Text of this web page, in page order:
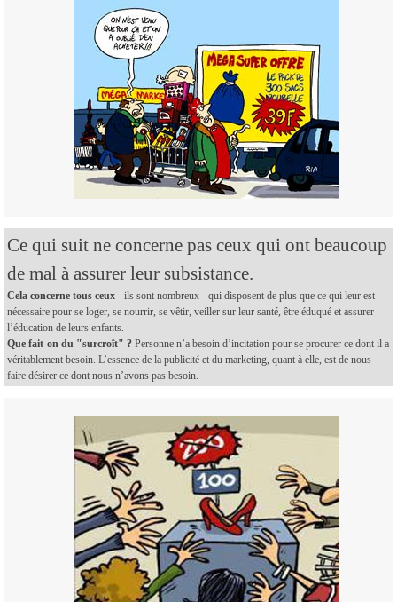
Ce qui suit ne concerne pas ceux qui ont beaucoup
de mal à assurer leur subsistance.
Cela concerne tous ceux - ils sont nombreux - qui disposent de plus que ce qui leur est
nécessaire pour se loger, se nourrir, se vêtir, veiller sur leur santé, être éduqué et assurer
l’éducation de leurs enfants.
Que fait-on du "surcroît" ? Personne n’a besoin d’incitation pour se procurer ce dont il a
véritablement besoin. L’essence de la publicité et du marketing, quant à elle, est de nous
faire désirer ce dont nous n’avons pas besoin.